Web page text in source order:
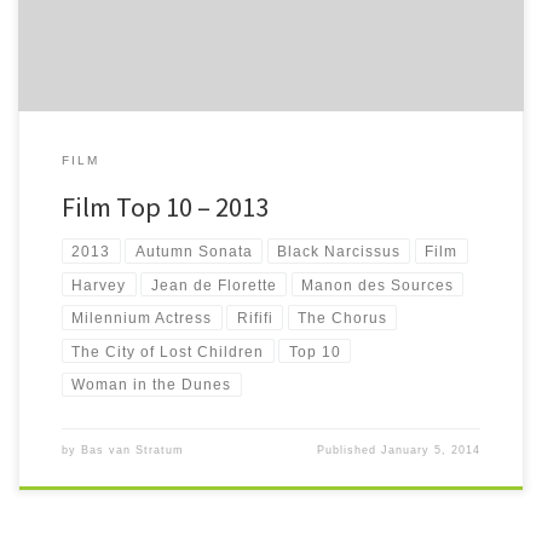
FILM
Film Top 10 – 2013
2013 Autumn Sonata Black Narcissus Film
Harvey Jean de Florette Manon des Sources
Milennium Actress Rififi The Chorus
The City of Lost Children Top 10
Woman in the Dunes
by Bas van Stratum PublishedJanuary 5, 2014